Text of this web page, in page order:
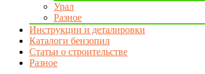
Урал
Разное
Инструкции и деталировки
Каталоги бензопил
Статьи о строительстве
Разное